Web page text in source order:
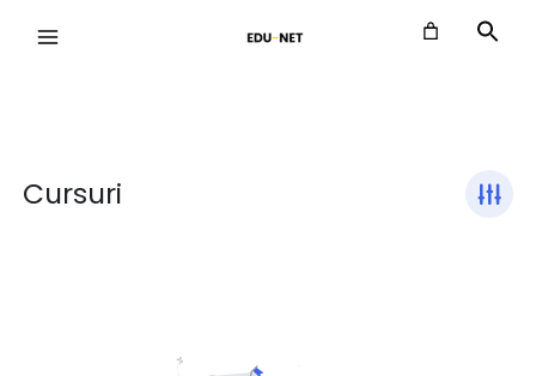
Cursuri